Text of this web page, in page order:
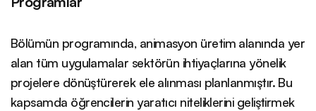
Bölümün programında, animasyon üretim alanında yer
alan tüm uygulamalar sektörün ihtiyaçlarına yönelik
projelere dönüştürerek ele alınması planlanmıştır. Bu
kapsamda öğrencilerin yaratıcı niteliklerini geliştirmek